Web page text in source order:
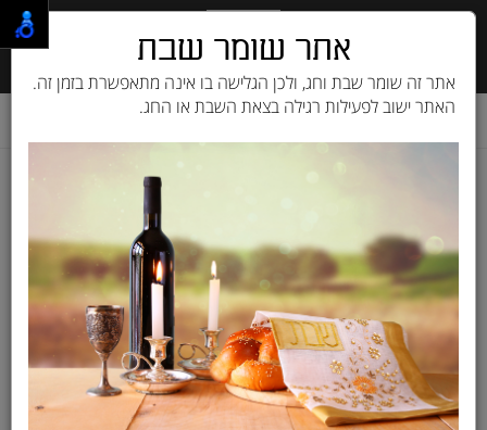
מזרן פרפלסט חום
אתר שומר שבת
אתר זה שומר שבת וחג, ולכן הגלישה בו אינה מתאפשרת בזמן זה.
האתר ישוב לפעילות רגילה בצאת השבת או החג.